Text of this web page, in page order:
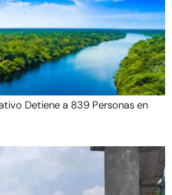
Detiene a 839 Personas en